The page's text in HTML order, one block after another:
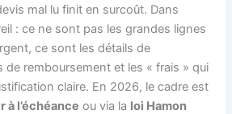
mal lu finit en surcoût. Dans
: ce ne sont pas les grandes lignes
ce sont les détails de
de remboursement et les « frais » qui
claire. En 2026, le cadre est
à l’échéance ou via la loi Hamon